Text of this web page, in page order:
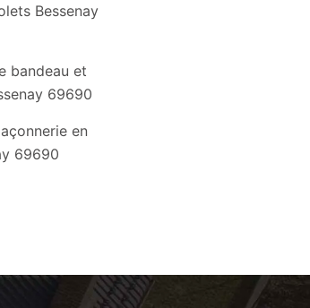
Bessenay
bandeau et
69690
en
69690